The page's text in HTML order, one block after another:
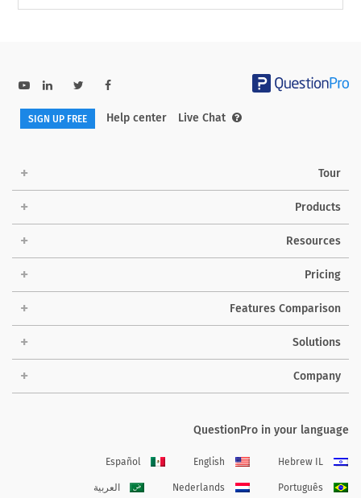
Help center Live Chat
SIGN UP FREE
Tour
Products
Resources
Pricing
Features Comparison
Solutions
Company
QuestionPro in your language
Hebrew IL
English
Español
Português
Nederlands العربية